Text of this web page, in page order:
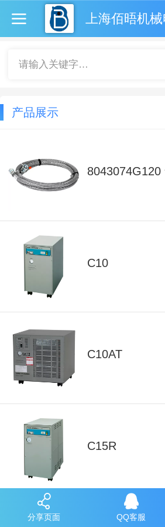
上海佰晤机
请输入关键字…
产品展示
8043074G120
C10
C10AT
C15R
分享页面 QQ客服